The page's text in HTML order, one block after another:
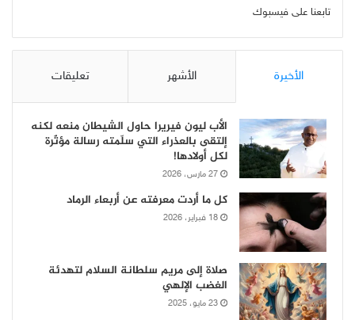
تابعنا على فيسبوك
الأخيرة الأشهر تعليقات
الأب ليون فيريرا حاول الشيطان منعه لكنه
إلتقى بالعذراء التي سلّمته رسالة مؤثّرة
لكل أولادها!
27 مارس، 2026
كل ما أردت معرفته عن أربعاء الرماد
18 فبراير، 2026
صلاة إلى مريم سلطانة السلام لتهدئة
الغضب الإلهي
23 مايو، 2025